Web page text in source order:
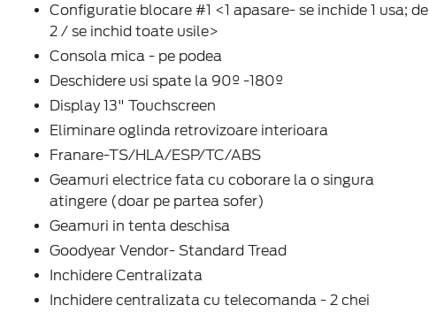
Configuratie blocare #1 <1 apasare- se inchide 1 usa; de
2 / se inchid toate usile>
Consola mica - pe podea
Deschidere usi spate la 90º -180º
Display 13" Touchscreen
Eliminare oglinda retrovizoare interioara
Franare-TS/HLA/ESP/TC/ABS
Geamuri electrice fata cu coborare la o singura
atingere (doar pe partea sofer)
Geamuri in tenta deschisa
Goodyear Vendor- Standard Tread
Inchidere Centralizata
Inchidere centralizata cu telecomanda - 2 chei